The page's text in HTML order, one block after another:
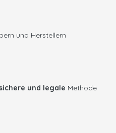
und Herstellern
und legale Methode